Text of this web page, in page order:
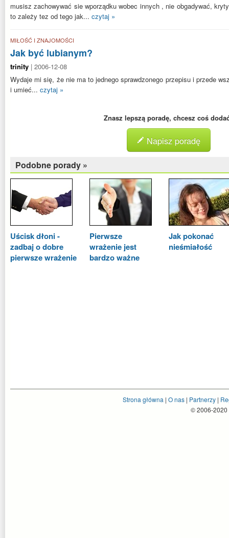
musisz zachowywać sie wporządku wobec innych , nie obgadywać,
to zależy tez od tego jak... czytaj »
MIŁOŚĆ I ZNAJOMOŚCI
Jak być lubianym?
trinity | 2006-12-08
Wydaje mi się, że nie ma to jednego sprawdzonego przepisu i przede
i umieć... czytaj »
Znasz lepszą poradę, chcesz coś
Napisz poradę
Podobne porady »
Uścisk dłoni -
zadbaj o dobre
pierwsze wrażenie
Pierwsze
wrażenie jest
bardzo ważne
Jak pokonać
nieśmiałość
Strona główna | O nas| Partnerzy|
© 2006-2020